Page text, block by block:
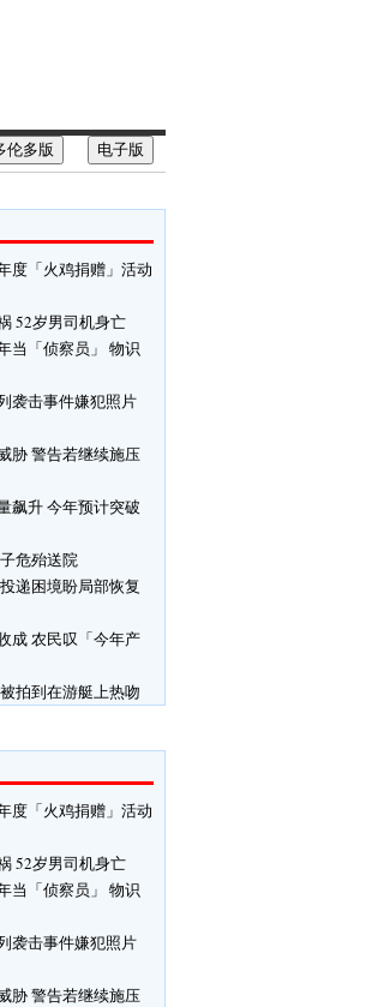
电子版
伦多版
度「火鸡捐赠」活动
52岁男司机身亡
当「侦察员」 物识
袭击事件嫌犯照片
胁 警告若继续施压
飙升 今年预计突破
危殆送院
递困境盼局部恢复
成 农民叹「今年产
拍到在游艇上热吻
度「火鸡捐赠」活动
52岁男司机身亡
当「侦察员」 物识
袭击事件嫌犯照片
胁 警告若继续施压